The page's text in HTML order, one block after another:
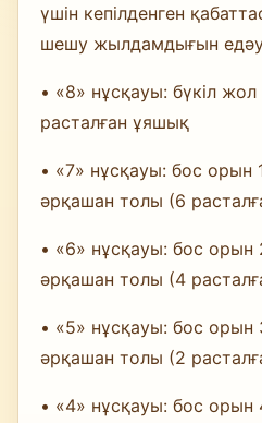
үшін кепілденген
шешу жылдамдығын
• «8» нұсқауы: бүкіл
расталған ұяшық
• «7» нұсқауы: бос
әрқашан толы (6
• «6» нұсқауы: бос
әрқашан толы (4
• «5» нұсқауы: бос
әрқашан толы (2
• «4» нұсқауы: бос